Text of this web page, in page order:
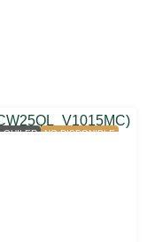
NO DISPONIBLE